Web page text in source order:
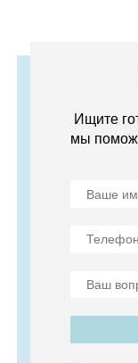
Ищите
мы